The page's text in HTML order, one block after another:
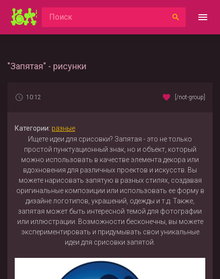
"Запятая" - рисунки
10:12 [/not-group]
Категории: разные
Ищете идеи для срисовки? Запятая - это не только
простой пунктуационный знак, но и объект, который
можно использовать в качестве элемента декора или
вдохновения для различных проектов и искусств. Вы
можете нарисовать запятую в разных стилях, создавая
оригинальные композиции или использовать ее форму в
дизайне логотипов, украшений, одежды и т.д. Также,
запятая может быть интересной темой для фотографии
или иллюстрации. Возможности бесконечны, вы можете
экспериментировать и придумывать свои уникальные
идеи для срисовки запятой.